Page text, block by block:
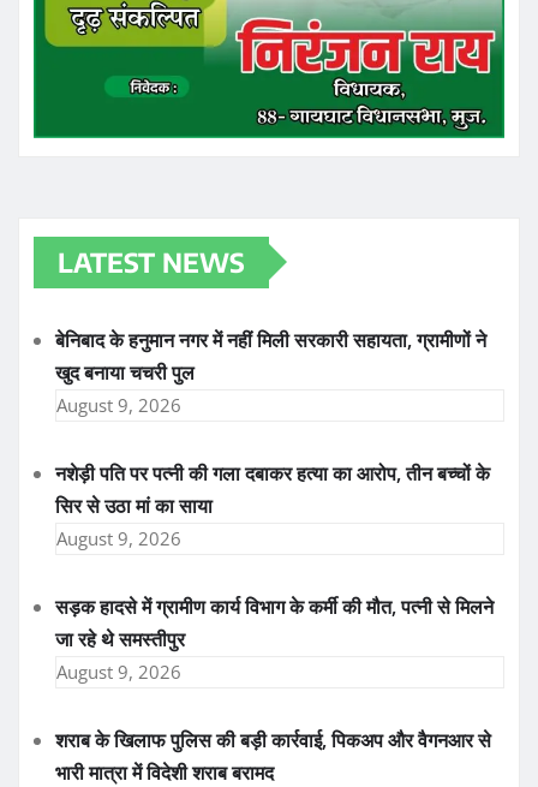
LATEST NEWS
बेनिबाद के हनुमान नगर में नहीं मिली सरकारी सहायता, ग्रामीणों ने
खुद बनाया चचरी पुल
August 9, 2026
नशेड़ी पति पर पत्नी की गला दबाकर हत्या का आरोप, तीन बच्चों के
सिर से उठा मां का साया
August 9, 2026
सड़क हादसे में ग्रामीण कार्य विभाग के कर्मी की मौत, पत्नी से मिलने
जा रहे थे समस्तीपुर
August 9, 2026
शराब के खिलाफ पुलिस की बड़ी कार्रवाई, पिकअप और वैगनआर से
भारी मात्रा में विदेशी शराब बरामद